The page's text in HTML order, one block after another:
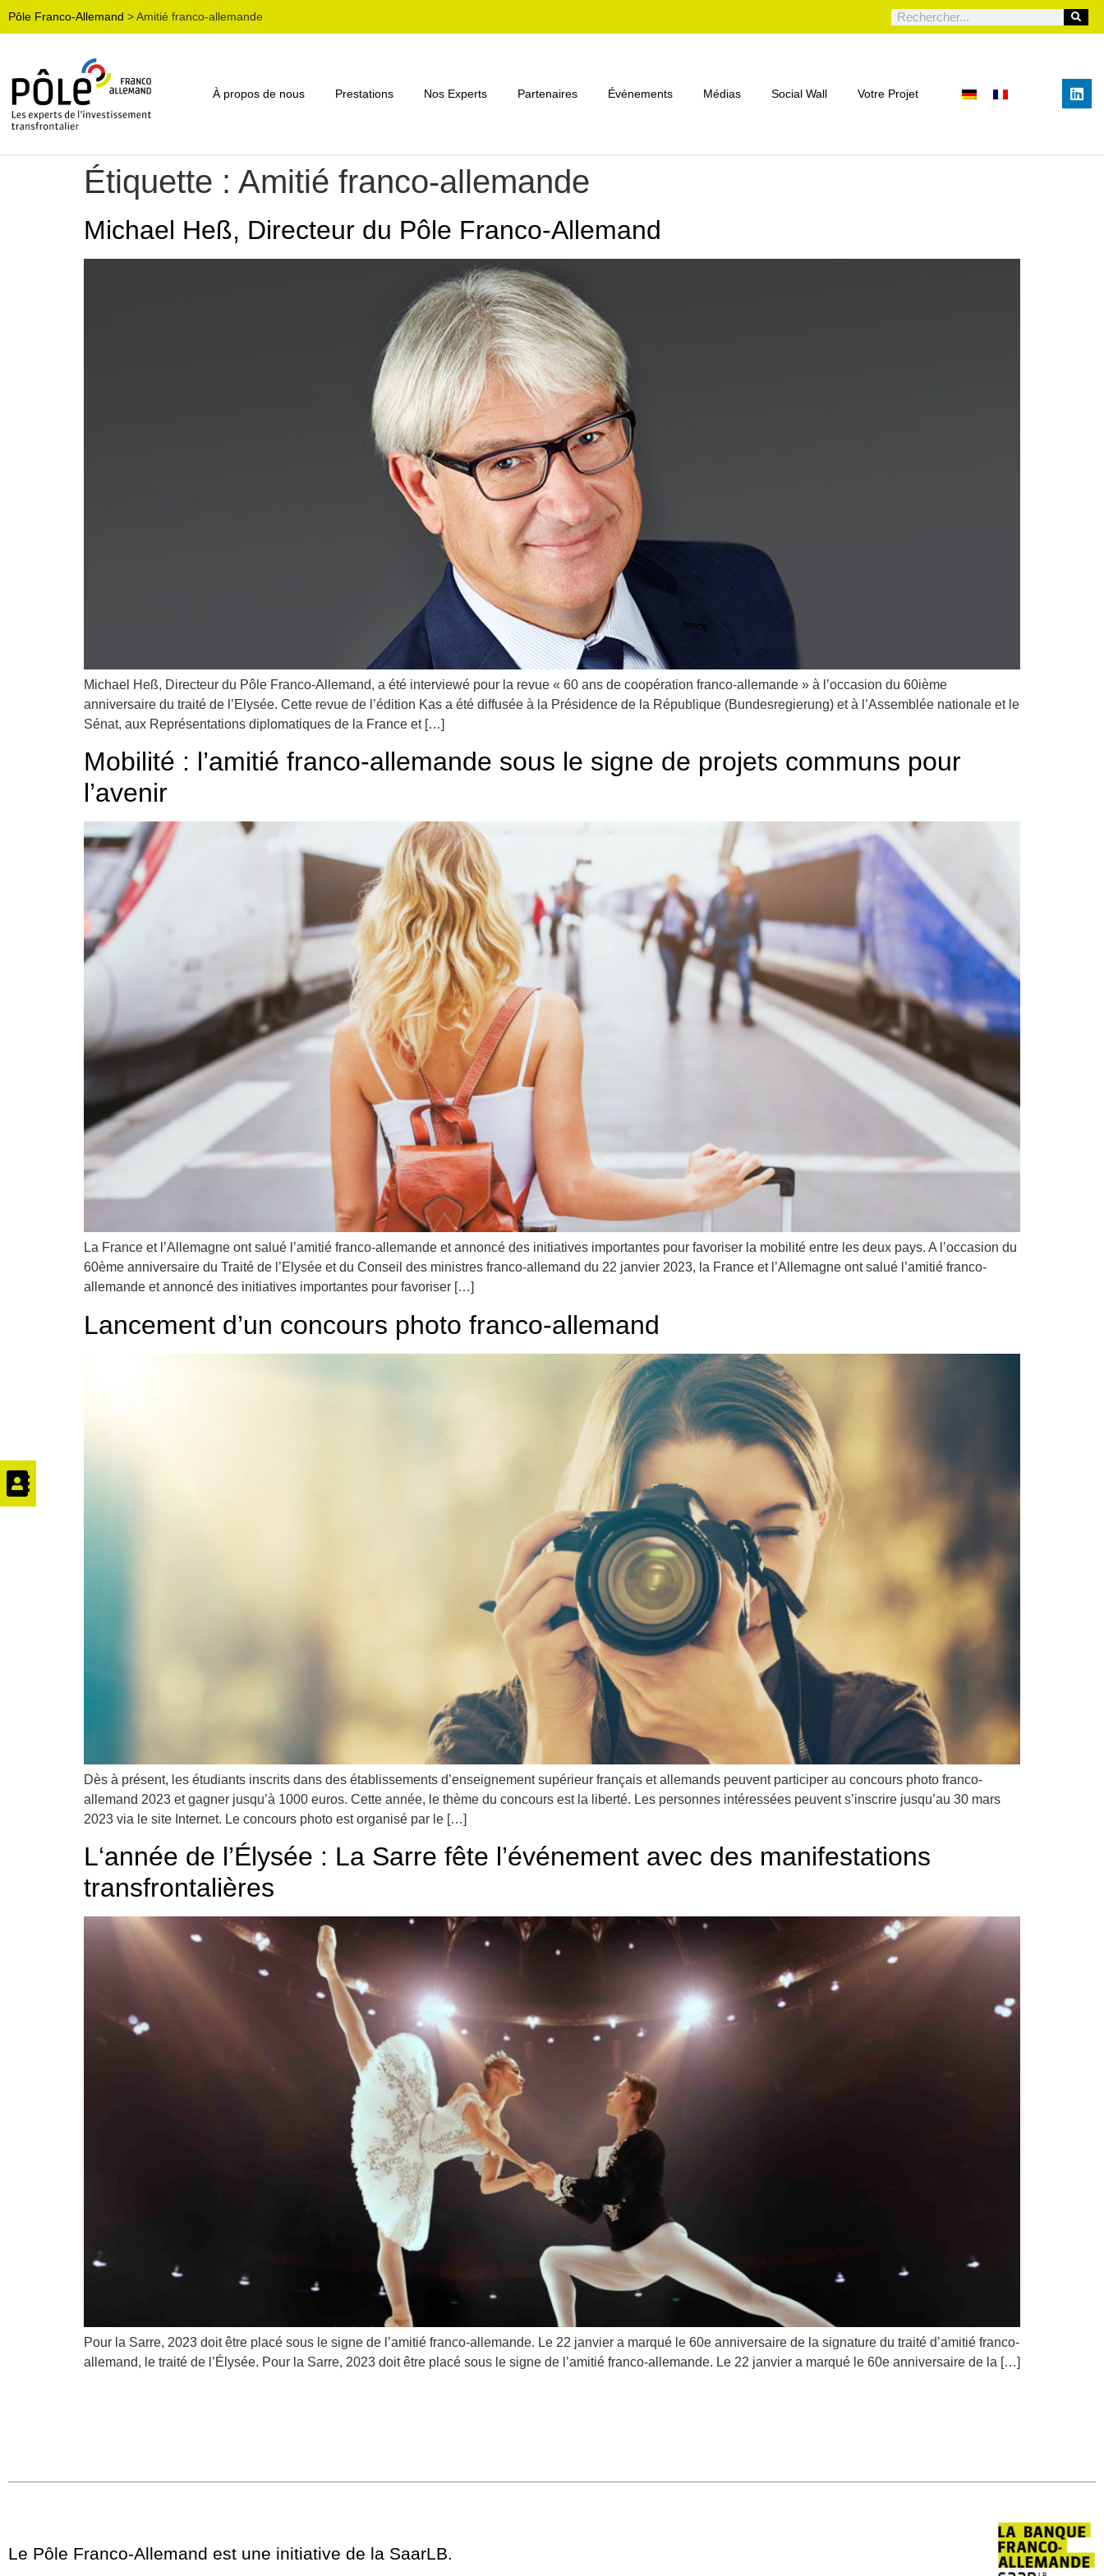
Pôle Franco-Allemand >Amitié franco-allemande
À propos de nous Prestations Nos Experts Partenaires Événements Médias Social Wall Votre Projet
Étiquette : Amitié franco-allemande
Michael Heß, Directeur du Pôle Franco-Allemand
Michael Heß, Directeur du Pôle Franco-Allemand, a été interviewé pour la revue « 60 ans de coopération franco-allemande » à l’occasion du 60ième
anniversaire du traité de l’Elysée. Cette revue de l’édition Kas a été diffusée à la Présidence de la République (Bundesregierung) et à l’Assemblée nationale et le
Sénat, aux Représentations diplomatiques de la France et […]
Mobilité : l’amitié franco-allemande sous le signe de projets communs pour
l’avenir
La France et l’Allemagne ont salué l’amitié franco-allemande et annoncé des initiatives importantes pour favoriser la mobilité entre les deux pays. A l’occasion du
60ème anniversaire du Traité de l’Elysée et du Conseil des ministres franco-allemand du 22 janvier 2023, la France et l’Allemagne ont salué l’amitié franco-
allemande et annoncé des initiatives importantes pour favoriser […]
Lancement d’un concours photo franco-allemand
Dès à présent, les étudiants inscrits dans des établissements d’enseignement supérieur français et allemands peuvent participer au concours photo franco-
allemand 2023 et gagner jusqu’à 1000 euros. Cette année, le thème du concours est la liberté. Les personnes intéressées peuvent s’inscrire jusqu’au 30 mars
2023 via le site Internet. Le concours photo est organisé par le […]
L‘année de l’Élysée : La Sarre fête l’événement avec des manifestations
transfrontalières
Pour la Sarre, 2023 doit être placé sous le signe de l’amitié franco-allemande. Le 22 janvier a marqué le 60e anniversaire de la signature du traité d’amitié franco-
allemand, le traité de l’Élysée. Pour la Sarre, 2023 doit être placé sous le signe de l’amitié franco-allemande. Le 22 janvier a marqué le 60e anniversaire de la […]
Le Pôle Franco-Allemand est une initiative de la SaarLB.